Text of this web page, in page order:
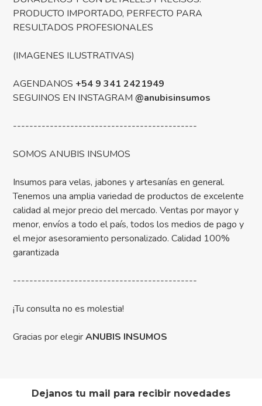
PRODUCTO IMPORTADO, PERFECTO PARA
RESULTADOS PROFESIONALES
(IMAGENES ILUSTRATIVAS)
AGENDANOS +54 9 341 2421949
SEGUINOS EN INSTAGRAM@anubisinsumos
---------------------------------------------
SOMOS ANUBIS INSUMOS
Insumos para velas, jabones y artesanías en general.
Tenemos una amplia variedad de productos de excelente
calidad al mejor precio del mercado. Ventas por mayor y
menor, envíos a todo el país, todos los medios de pago y
el mejor asesoramiento personalizado. Calidad 100%
garantizada
---------------------------------------------
¡Tu consulta no es molestia!
Gracias por elegirANUBIS INSUMOS
Dejanos tu mail para recibir novedades